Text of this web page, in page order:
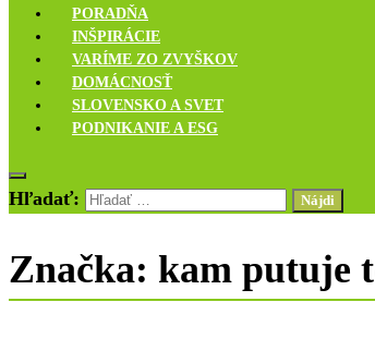
PORADŇA
INŠPIRÁCIE
VARÍME ZO ZVYŠKOV
DOMÁCNOSŤ
SLOVENSKO A SVET
PODNIKANIE A ESG
Hľadať:
Značka: kam putuje